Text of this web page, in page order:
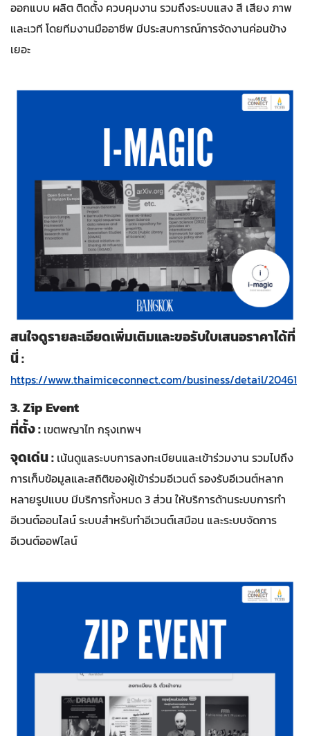
ออกแบบ ผลิต ติดตั้ง ควบคุมงาน รวมถึงระบบแสง สี เสียง ภาพ
และเวที โดยทีมงานมืออาชีพ มีประสบการณ์การจัดงานค่อนข้าง
เยอะ
สนใจดูรายละเอียดเพิ่มเติมและขอรับใบเสนอราคาได้ที่
นี่ :
https://www.thaimiceconnect.com/business/detail/20461
3. Zip Event
ที่ตั้ง : เขตพญาไท กรุงเทพฯ
จุดเด่น : เน้นดูแลระบบการลงทะเบียนและเข้าร่วมงาน รวมไปถึง
การเก็บข้อมูลและสถิติของผู้เข้าร่วมอีเวนต์ รองรับอีเวนต์หลาก
หลายรูปแบบ มีบริการทั้งหมด 3 ส่วน ให้บริการด้านระบบการทำ
อีเวนต์ออนไลน์ ระบบสำหรับทำอีเวนต์เสมือน และระบบจัดการ
อีเวนต์ออฟไลน์